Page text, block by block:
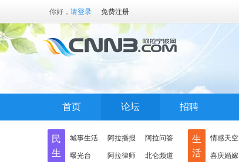
你好， 请登录 免费注册
首页 论坛 招聘
民
生
城事生活 阿拉播报 阿拉问答
曝光台 阿拉律师 北仑频道
生
活
情感天空
喜庆婚嫁